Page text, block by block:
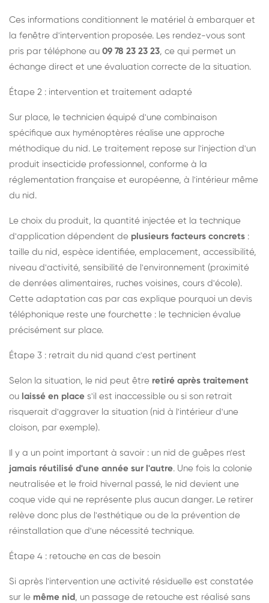
Ces informations conditionnent le matériel à embarquer et
la fenêtre d'intervention proposée. Les rendez-vous sont
pris par téléphone au 09 78 23 23 23, ce qui permet un
échange direct et une évaluation correcte de la situation.
Étape 2 : intervention et traitement adapté
Sur place, le technicien équipé d'une combinaison
spécifique aux hyménoptères réalise une approche
méthodique du nid. Le traitement repose sur l'injection d'un
produit insecticide professionnel, conforme à la
réglementation française et européenne, à l'intérieur même
du nid.
Le choix du produit, la quantité injectée et la technique
d'application dépendent de plusieurs facteurs concrets :
taille du nid, espèce identifiée, emplacement, accessibilité,
niveau d'activité, sensibilité de l'environnement (proximité
de denrées alimentaires, ruches voisines, cours d'école).
Cette adaptation cas par cas explique pourquoi un devis
téléphonique reste une fourchette : le technicien évalue
précisément sur place.
Étape 3 : retrait du nid quand c'est pertinent
Selon la situation, le nid peut être retiré après traitement
ou laissé en place s'il est inaccessible ou si son retrait
risquerait d'aggraver la situation (nid à l'intérieur d'une
cloison, par exemple).
Il y a un point important à savoir : un nid de guêpes n'est
jamais réutilisé d'une année sur l'autre. Une fois la colonie
neutralisée et le froid hivernal passé, le nid devient une
coque vide qui ne représente plus aucun danger. Le retirer
relève donc plus de l'esthétique ou de la prévention de
réinstallation que d'une nécessité technique.
Étape 4 : retouche en cas de besoin
Si après l'intervention une activité résiduelle est constatée
sur le même nid , un passage de retouche est réalisé sans